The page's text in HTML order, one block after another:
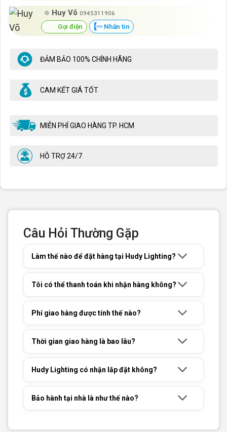
Huy Võ 0945311906
Gọi điện Nhắn tin
ĐẢM BẢO 100% CHÍNH HÃNG
CAM KẾT GIÁ TỐT
MIỄN PHÍ GIAO HÀNG TP. HCM
HỖ TRỢ 24/7
Câu Hỏi Thường Gặp
Làm thế nào để đặt hàng tại Hudy Lighting?
Tôi có thể thanh toán khi nhận hàng không?
Phí giao hàng được tính thế nào?
Thời gian giao hàng là bao lâu?
Hudy Lighting có nhận lắp đặt không?
Bảo hành tại nhà là như thế nào?